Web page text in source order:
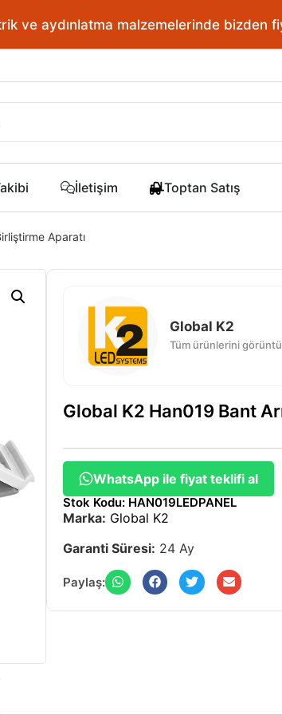
ve aydınlatma malzemelerinde bizden
İletişim Toptan Satış
Aparatı
Global K2
Tüm ürünlerini
Global K2 Han019 Bant
WhatsApp ile fiyat teklifi al
Stok Kodu: HAN019LEDPANEL
Marka: Global K2
Garanti Süresi: 24 Ay
Paylaş: